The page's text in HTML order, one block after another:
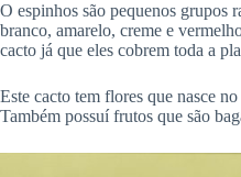
O espinhos são pequenos grupos
branco, amarelo, creme e
cacto já que eles cobrem toda a
Este cacto tem flores que nasce
Também possuí frutos que são